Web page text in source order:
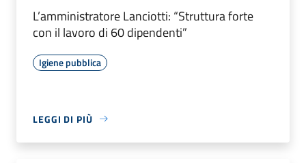
L’amministratore Lanciotti: “Struttura forte
con il lavoro di 60 dipendenti”
Igiene pubblica
LEGGI DI PIÙ